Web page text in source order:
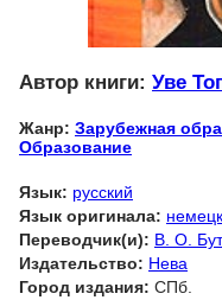
Автор книги: Уве
Жанр: Зарубежная
Образование
Язык: русский
Язык оригинала:
Переводчик(и): В. О.
Издательство: Нева
Город издания: СПб.